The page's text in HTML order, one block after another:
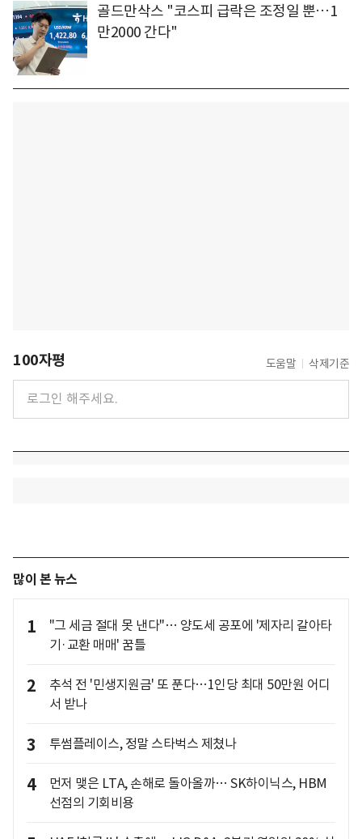
골드만삭스 "코스피 급락은 조정일 뿐…1
만2000 간다"
100자평 도움말 삭제기준
많이 본 뉴스
1
"그 세금 절대 못 낸다"… 양도세 공포에 '제자리 갈아타
기·교환 매매' 꿈틀
2
추석 전 '민생지원금' 또 푼다…1인당 최대 50만원 어디
서 받나
3 투썸플레이스, 정말 스타벅스 제쳤나
4
먼저 맺은 LTA, 손해로 돌아올까… SK하이닉스, HBM
선점의 기회비용